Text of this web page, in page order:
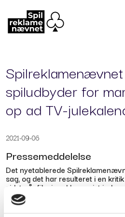
spiludbyder for
op ad TV-
2021-09-06
Pressemeddelelse
Det nyetablerede
sag, og det har resulteret i en
sidste år fik sin reklame vist inden
julekalender, Juleønsket.
Da seerne i december sidste år